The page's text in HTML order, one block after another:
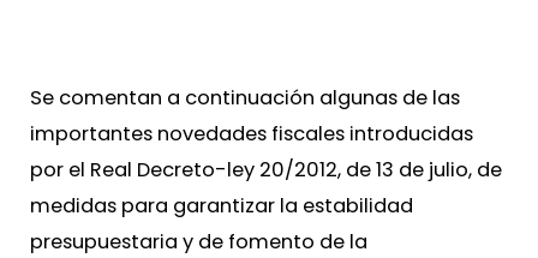
Se comentan a continuación algunas de las
importantes novedades fiscales introducidas
por el Real Decreto-ley 20/2012, de 13 de julio, de
medidas para garantizar la estabilidad
presupuestaria y de fomento de la